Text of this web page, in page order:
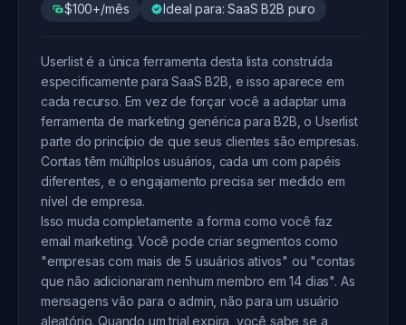
$100+/mês Ideal para: SaaS B2B puro
Userlist é a única ferramenta desta lista construída
especificamente para SaaS B2B, e isso aparece em
cada recurso. Em vez de forçar você a adaptar uma
ferramenta de marketing genérica para B2B, o Userlist
parte do princípio de que seus clientes são empresas.
Contas têm múltiplos usuários, cada um com papéis
diferentes, e o engajamento precisa ser medido em
nível de empresa.
Isso muda completamente a forma como você faz
email marketing. Você pode criar segmentos como
"empresas com mais de 5 usuários ativos" ou "contas
que não adicionaram nenhum membro em 14 dias". As
mensagens vão para o admin, não para um usuário
aleatório. Quando um trial expira, você sabe se a